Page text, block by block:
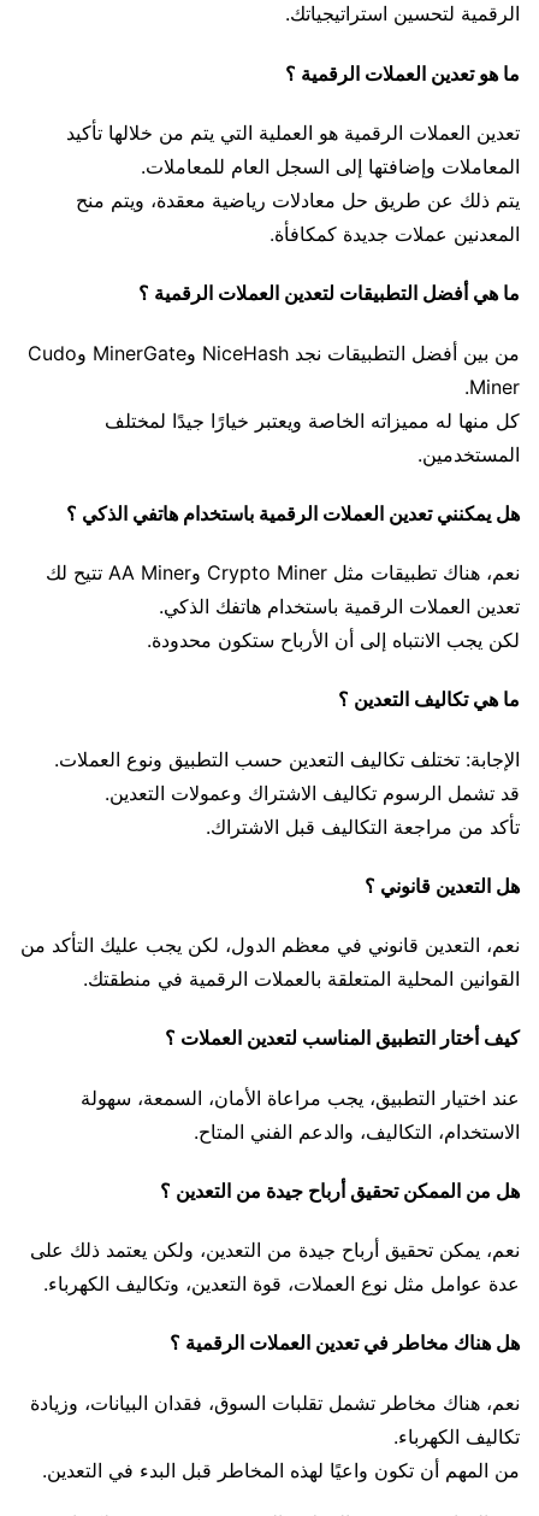
الرقمية لتحسين استراتيجياتك.
ما هو تعدين العملات الرقمية ؟
تعدين العملات الرقمية هو العملية التي يتم من خلالها تأكيد
المعاملات وإضافتها إلى السجل العام للمعاملات.
يتم ذلك عن طريق حل معادلات رياضية معقدة، ويتم منح
المعدنين عملات جديدة كمكافأة.
ما هي أفضل التطبيقات لتعدين العملات الرقمية ؟
من بين أفضل التطبيقات نجد NiceHash وMinerGate وCudo
Miner.
كل منها له مميزاته الخاصة ويعتبر خيارًا جيدًا لمختلف
المستخدمين.
هل يمكنني تعدين العملات الرقمية باستخدام هاتفي الذكي ؟
نعم، هناك تطبيقات مثل Crypto Miner وAA Miner تتيح لك
تعدين العملات الرقمية باستخدام هاتفك الذكي.
لكن يجب الانتباه إلى أن الأرباح ستكون محدودة.
ما هي تكاليف التعدين ؟
الإجابة: تختلف تكاليف التعدين حسب التطبيق ونوع العملات.
قد تشمل الرسوم تكاليف الاشتراك وعمولات التعدين.
تأكد من مراجعة التكاليف قبل الاشتراك.
هل التعدين قانوني ؟
نعم، التعدين قانوني في معظم الدول، لكن يجب عليك التأكد من
القوانين المحلية المتعلقة بالعملات الرقمية في منطقتك.
كيف أختار التطبيق المناسب لتعدين العملات ؟
عند اختيار التطبيق، يجب مراعاة الأمان، السمعة، سهولة
الاستخدام، التكاليف، والدعم الفني المتاح.
هل من الممكن تحقيق أرباح جيدة من التعدين ؟
نعم، يمكن تحقيق أرباح جيدة من التعدين، ولكن يعتمد ذلك على
عدة عوامل مثل نوع العملات، قوة التعدين، وتكاليف الكهرباء.
هل هناك مخاطر في تعدين العملات الرقمية ؟
نعم، هناك مخاطر تشمل تقلبات السوق، فقدان البيانات، وزيادة
تكاليف الكهرباء.
من المهم أن تكون واعيًا لهذه المخاطر قبل البدء في التعدين.